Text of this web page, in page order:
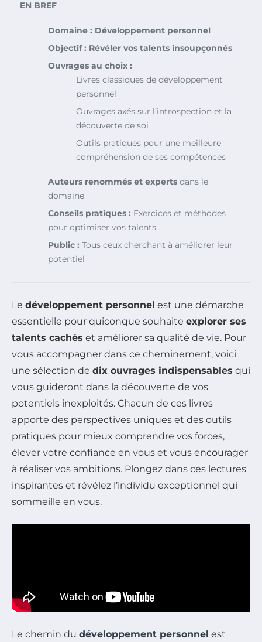
EN BREF
Domaine : Développement personnel
Objectif : Révéler vos talents insoupçonnés
Ouvrages au choix :
Livres classiques de développement
personnel
Ouvrages axés sur l’introspection et la
découverte de soi
Outils pratiques pour une meilleure
compréhension de ses compétences
Auteurs renommés et experts dans le
domaine
Conseils pratiques : Exercices et méthodes
pour optimiser vos talents
Public : Tous ceux cherchant à améliorer leur
potentiel
Le développement personnel est une démarche
essentielle pour quiconque souhaite explorer ses
talents cachés et améliorer sa qualité de vie. Pour
vous accompagner dans ce cheminement, voici
une sélection de dix ouvrages indispensables qui
vous guideront dans la découverte de vos
potentiels inexploités. Chacun de ces livres
apporte des perspectives uniques et des outils
pratiques pour mieux comprendre vos forces,
élever votre confiance en vous et vous encourager
à réaliser vos ambitions. Plongez dans ces lectures
inspirantes et révélez l’individu exceptionnel qui
sommeille en vous.
Le chemin du développement personnel est